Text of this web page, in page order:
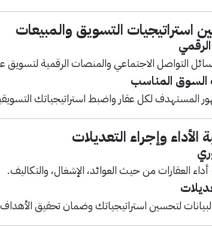
استراتيجيات التسويق والمبيعات
التواصل الاجتماعي والمنصات الرقمية لتسويق
السوق المناسب
المستهدف لكل عقار واضبط استراتيجياتك
الأداء وإجراء التعديلات
العقارات من حيث العوائد، الإشغال، والتكاليف.
لتحسين استراتيجياتك وضمان تحقيق